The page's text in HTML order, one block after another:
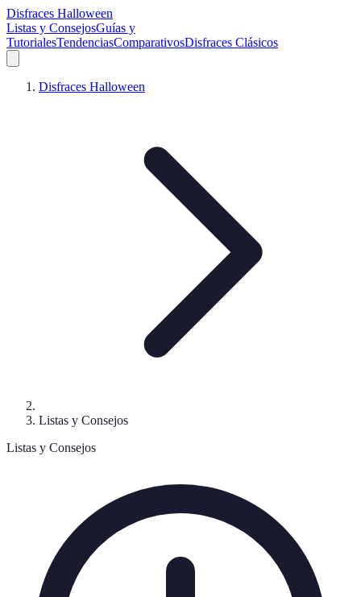
Disfraces Halloween
Listas y ConsejosGuías y
TutorialesTendenciasComparativosDisfraces Clásicos
Disfraces Halloween
Listas y Consejos
Listas y Consejos